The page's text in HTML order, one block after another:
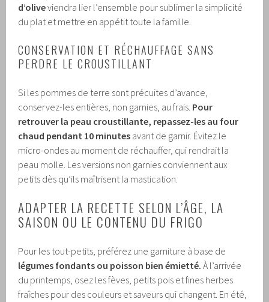
d’oliveviendra lier l’ensemble pour sublimer la simplicité
du plat et mettre en appétit toute la famille.
CONSERVATION ET RÉCHAUFFAGE SANS
PERDRE LE CROUSTILLANT
Si les pommes de terre sont précuites d’avance,
conservez-les entières, non garnies, au frais. Pour
retrouver la peau croustillante, repassez-les au four
chaud pendant 10 minutes avant de garnir. Évitez le
micro-ondes au moment de réchauffer, qui rendrait la
peau molle. Les versions non garnies conviennent aux
petits dès qu’ils maîtrisent la mastication.
ADAPTER LA RECETTE SELON L’ÂGE, LA
SAISON OU LE CONTENU DU FRIGO
Pour les tout-petits, préférez une garniture à base de
légumes fondants ou poisson bien émietté. À l’arrivée
du printemps, osez les fèves, petits pois et fines herbes
fraîches pour des couleurs et saveurs qui changent. En été,